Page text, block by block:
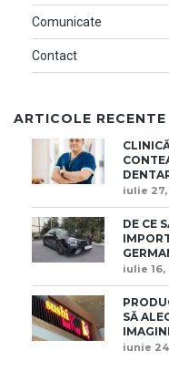
Comunicate
Contact
ARTICOLE RECENTE
iulie
DE CE
iulie 16,
SĂ
iunie